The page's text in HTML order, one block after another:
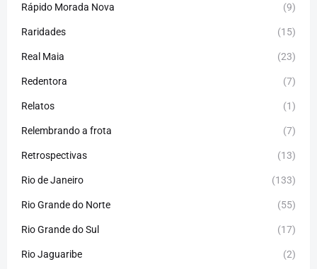
Rápido Morada Nova (9)
Raridades (15)
Real Maia (23)
Redentora (7)
Relatos (1)
Relembrando a frota (7)
Retrospectivas (13)
Rio de Janeiro (133)
Rio Grande do Norte (55)
Rio Grande do Sul (17)
Rio Jaguaribe (2)